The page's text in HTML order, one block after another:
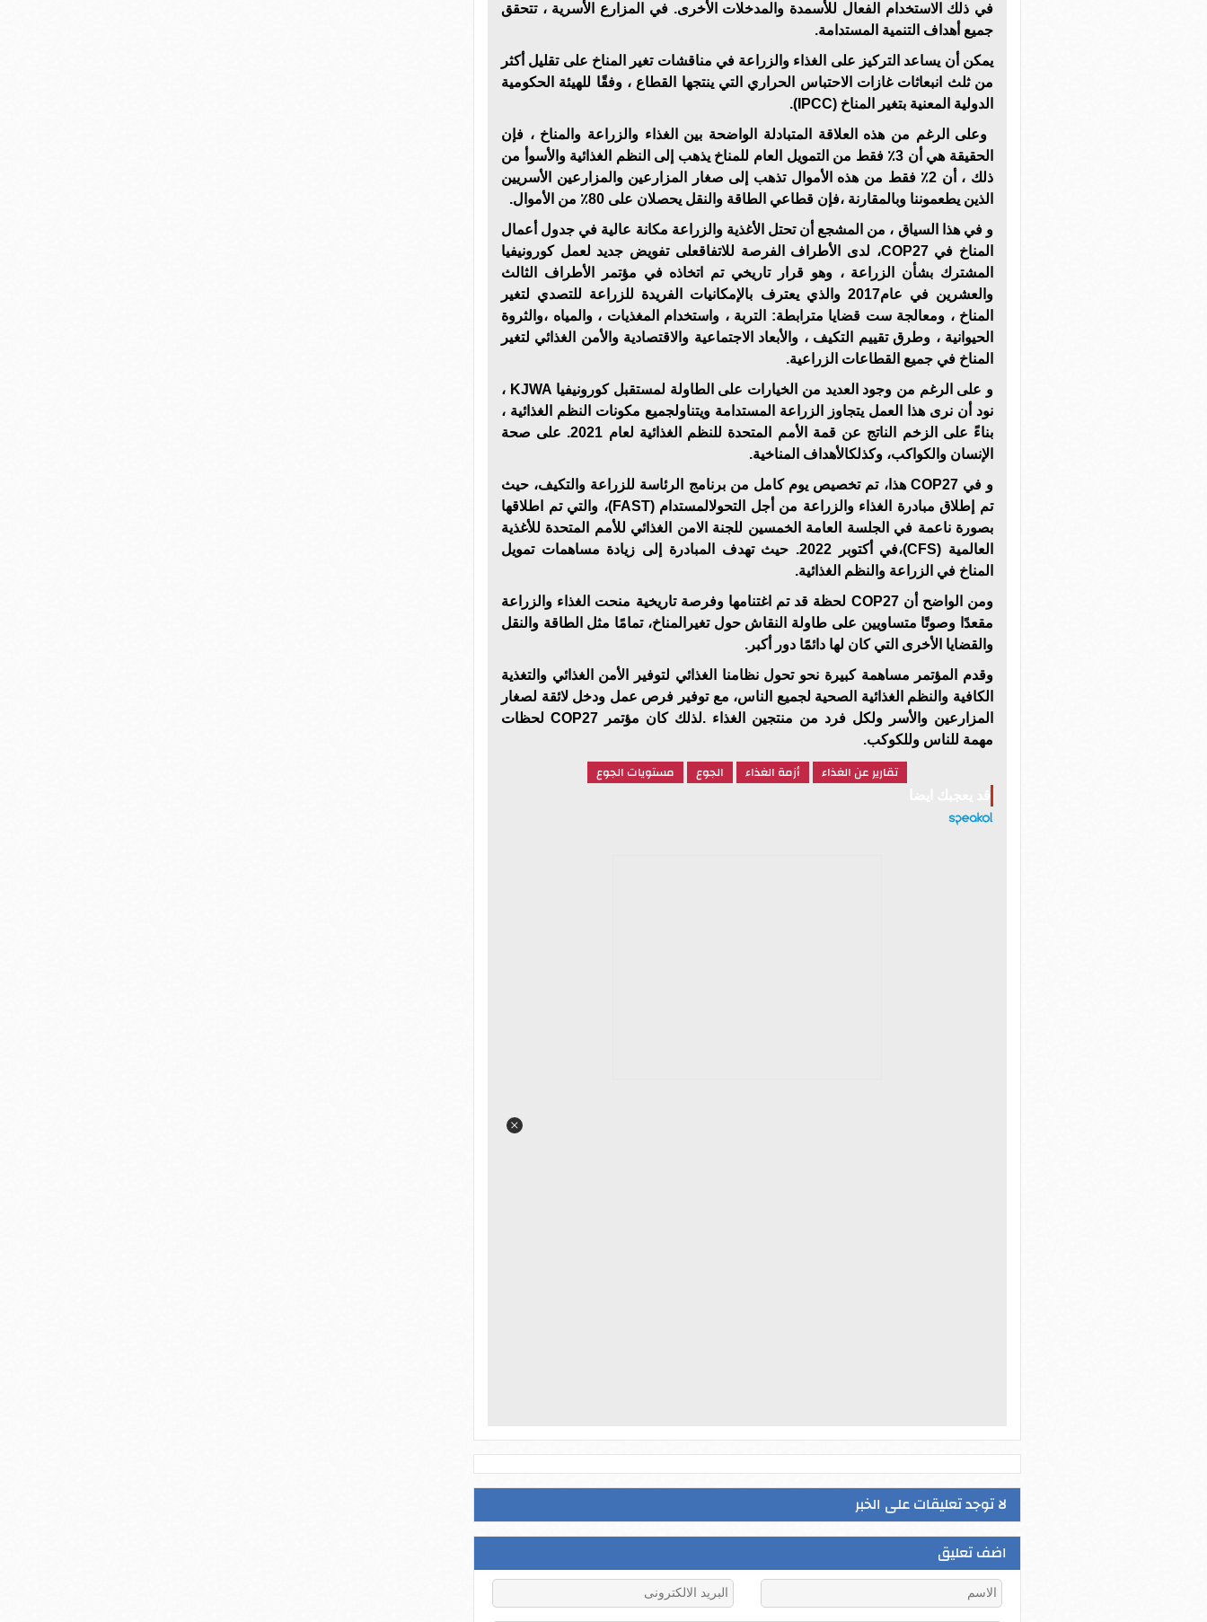
في ذلك الاستخدام الفعال للأسمدة والمدخلات الأخرى. في المزارع الأسرية ، تتحقق
جميع أهداف التنمية المستدامة.
يمكن أن يساعد التركيز على الغذاء والزراعة في مناقشات تغير المناخ على تقليل أكثر
من ثلث انبعاثات غازات الاحتباس الحراري التي ينتجها القطاع ، وفقًا للهيئة الحكومية
الدولية المعنية بتغير المناخ (IPCC).
‫ وعلى الرغم من هذه العلاقة المتبادلة الواضحة بين الغذاء والزراعة والمناخ ، فإن
الحقيقة هي أن 3٪ فقط من التمويل العام للمناخ يذهب إلى النظم الغذائية والأسوأ من
ذلك ، أن 2٪ فقط من هذه الأموال تذهب إلى صغار المزارعين والمزارعين الأسريين
الذين يطعموننا وبالمقارنة ،فإن قطاعي الطاقة والنقل يحصلان على 80٪ من الأموال.
و في هذا السياق ، من المشجع أن تحتل الأغذية والزراعة مكانة عالية في جدول أعمال
المناخ في COP27، لدى الأطراف الفرصة للاتفاقعلى تفويض جديد لعمل كورونيفيا
المشترك بشأن الزراعة ، وهو قرار تاريخي تم اتخاذه في مؤتمر الأطراف الثالث
والعشرين في عام2017 والذي يعترف بالإمكانيات الفريدة للزراعة للتصدي لتغير
المناخ ، ومعالجة ست قضايا مترابطة: التربة ، واستخدام المغذيات ، والمياه ،والثروة
الحيوانية ، وطرق تقييم التكيف ، والأبعاد الاجتماعية والاقتصادية والأمن الغذائي لتغير
المناخ في جميع القطاعات الزراعية.
و على الرغم من وجود العديد من الخيارات على الطاولة لمستقبل كورونيفيا KJWA ،
نود أن نرى هذا العمل يتجاوز الزراعة المستدامة ويتناولجميع مكونات النظم الغذائية ،
بناءً على الزخم الناتج عن قمة الأمم المتحدة للنظم الغذائية لعام 2021. على صحة
الإنسان والكواكب، وكذلكالأهداف المناخية.
و في COP27 هذا، تم تخصيص يوم كامل من برنامج الرئاسة للزراعة والتكيف، حيث
تم إطلاق مبادرة الغذاء والزراعة من أجل التحولالمستدام (FAST)، والتي تم اطلاقها
بصورة ناعمة في الجلسة العامة الخمسين للجنة الامن الغذائي للأمم المتحدة للأغذية
العالمية (CFS)،في أكتوبر 2022. حيث تهدف المبادرة إلى زيادة مساهمات تمويل
المناخ في الزراعة والنظم الغذائية.
ومن الواضح أن COP27 لحظة قد تم اغتنامها وفرصة تاريخية منحت الغذاء والزراعة
مقعدًا وصوتًا متساويين على طاولة النقاش حول تغيرالمناخ، تمامًا مثل الطاقة والنقل
والقضايا الأخرى التي كان لها دائمًا دور أكبر.
وقدم المؤتمر مساهمة كبيرة نحو تحول نظامنا الغذائي لتوفير الأمن الغذائي والتغذية
الكافية والنظم الغذائية الصحية لجميع الناس، مع توفير فرص عمل ودخل لائقة لصغار
المزارعين والأسر ولكل فرد من منتجين الغذاء .لذلك كان مؤتمر COP27 لحظات
مهمة للناس وللكوكب.
تقارير عن الغذاء أزمة الغذاء الجوع مستويات الجوع
لا توجد تعليقات على الخبر
اضف تعليق